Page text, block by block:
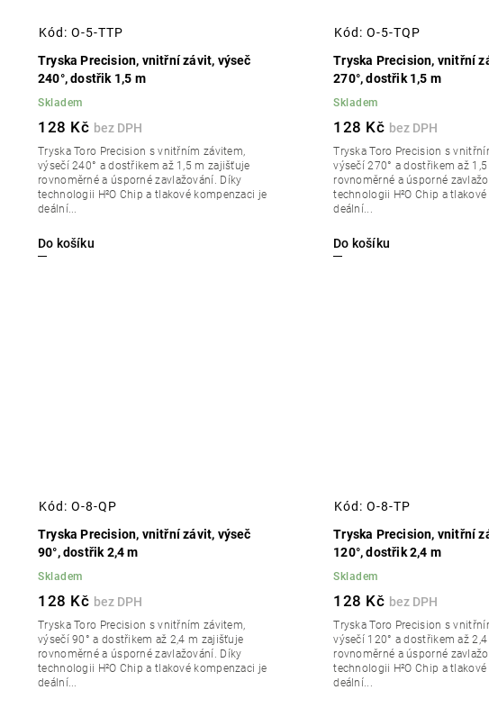
Tryska Precision, vnitřní závit, výseč
240°, dostřik 1,5 m
Skladem
128 Kč
Do košíku
Tryska Toro Precision s vnitřním závitem,
výsečí 240° a dostřikem až 1,5 m zajišťuje
rovnoměrné a úsporné zavlažování. Díky
technologii H²O Chip a tlakové kompenzaci je
deální...
Kód: O-5-TTP
Tryska Precision, vnitřní
270°, dostřik 1,5 m
Skladem
128 Kč
Do košíku
Tryska Toro Precision s
výsečí 270° a dostřikem až
rovnoměrné a úsporné
technologii H²O Chip a
deální...
Kód:O-5-TQP
Tryska Precision, vnitřní závit, výseč
90°, dostřik 2,4 m
Skladem
128 Kč
Tryska Toro Precision s vnitřním závitem,
výsečí 90° a dostřikem až 2,4 m zajišťuje
rovnoměrné a úsporné zavlažování. Díky
technologii H²O Chip a tlakové kompenzaci je
deální...
Kód: O-8-QP
Tryska Precision, vnitřní
120°, dostřik 2,4 m
Skladem
128 Kč
Tryska Toro Precision s
výsečí 120° a dostřikem až
rovnoměrné a úsporné
technologii H²O Chip a
deální...
Kód:O-8-TP